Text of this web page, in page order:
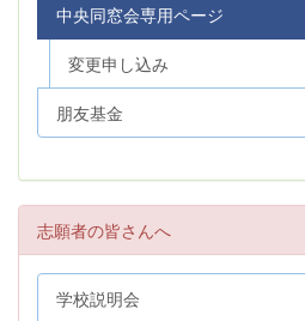
中央同窓会専用ページ
変更申し込み
朋友基金
志願者の皆さんへ
学校説明会